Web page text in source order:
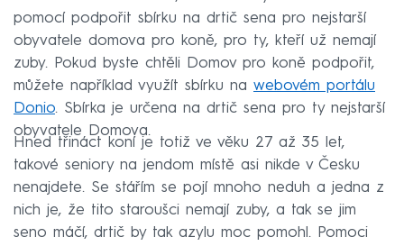
pomocí podpořit sbírku na drtič sena pro nejstarší
obyvatele domova pro koně, pro ty, kteří už nemají
zuby. Pokud byste chtěli Domov pro koně podpořit,
můžete například využít sbírku na webovém portálu
Donio. Sbírka je určena na drtič sena pro ty nejstarší
obyvatele Domova.
Hned třináct koní je totiž ve věku 27 až 35 let,
takové seniory na jendom místě asi nikde v Česku
nenajdete. Se stářím se pojí mnoho neduh a jedna z
nich je, že tito staroušci nemají zuby, a tak se jim
seno máčí, drtič by tak azylu moc pomohl. Pomoci